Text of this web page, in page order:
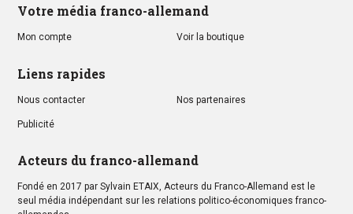
Votre média franco-allemand
Mon compte Voir la boutique
Liens rapides
Nous contacter Nos partenaires
Publicité
Acteurs du franco-allemand
Fondé en 2017 par Sylvain ETAIX, Acteurs du Franco-Allemand est le
seul média indépendant sur les relations politico-économiques franco-